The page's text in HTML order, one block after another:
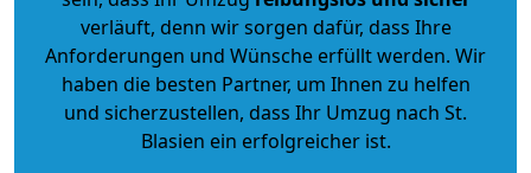
verläuft, denn wir sorgen dafür, dass Ihre
Anforderungen und Wünsche erfüllt werden. Wir
haben die besten Partner, um Ihnen zu helfen
und sicherzustellen, dass Ihr Umzug nach St.
Blasien ein erfolgreicher ist.